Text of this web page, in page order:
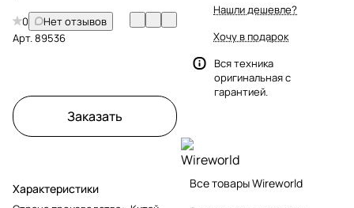
0
Нет отзывов
Арт.89536
Заказать
Характеристики
Нашли дешевле?
Хочу в подарок
Вся техника
оригинальная с
гарантией.
Все товары Wireworld